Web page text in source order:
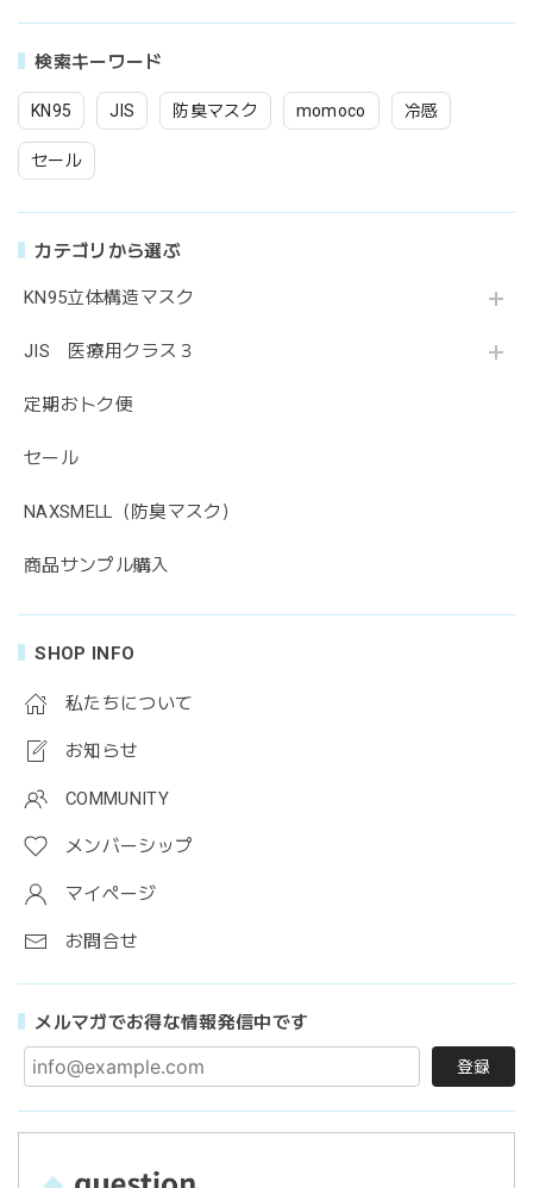
検索キーワード
KN95 JIS 防臭マスク momoco 冷感
セール
カテゴリから選ぶ
KN95立体構造マスク
JIS 医療用クラス３
定期おトク便
セール
NAXSMELL（防臭マスク）
商品サンプル購入
SHOP INFO
私たちについて
お知らせ
COMMUNITY
メンバーシップ
マイページ
お問合せ
メルマガでお得な情報発信中です
登録